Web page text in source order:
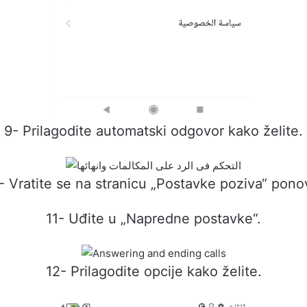
9- Prilagodite automatski odgovor kako želite.
Vratite se na stranicu „Postavke poziva“
11- Uđite u „Napredne postavke“.
12- Prilagodite opcije kako želite.